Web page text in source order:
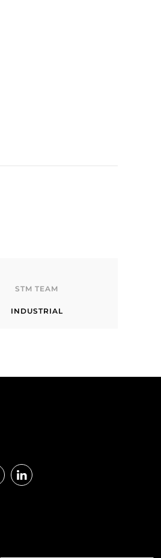
STM TEAM
INDUSTRIAL